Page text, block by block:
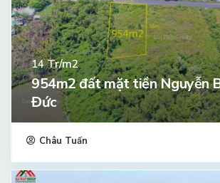
14Tr/m2
954m2 đất mặt tiền Nguyễn
Đức
Châu Tuấn